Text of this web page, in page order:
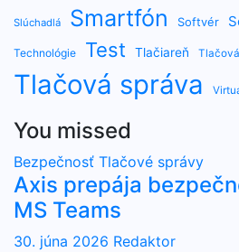
Slúchadlá Smartfón Softvér
Technológie Test Tlačiareň
Tlačová správa
You missed
Bezpečnosť Tlačové správy
Axis prepája
MS Teams
30. júna 2026 Redaktor